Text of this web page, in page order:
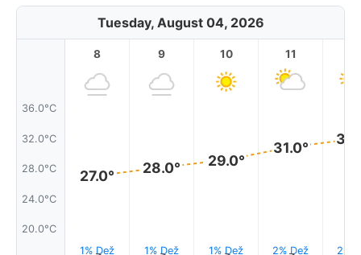
Tuesday, August 04, 2026
36.0°C
32.0°C
28.0°C
24.0°C
20.0°C
8
27.0°
1% Dež
9
28.0°
1% Dež
10
29.0°
1% Dež
11
31.0°
2% Dež 2%